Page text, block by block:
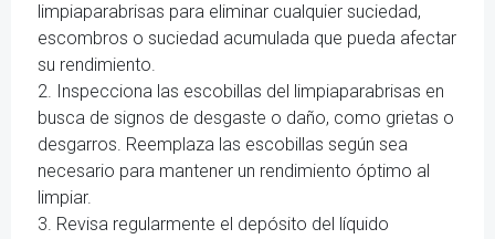
limpiaparabrisas para eliminar cualquier suciedad,
escombros o suciedad acumulada que pueda afectar
su rendimiento.
2. Inspecciona las escobillas del limpiaparabrisas en
busca de signos de desgaste o daño, como grietas o
desgarros. Reemplaza las escobillas según sea
necesario para mantener un rendimiento óptimo al
limpiar.
3. Revisa regularmente el depósito del líquido